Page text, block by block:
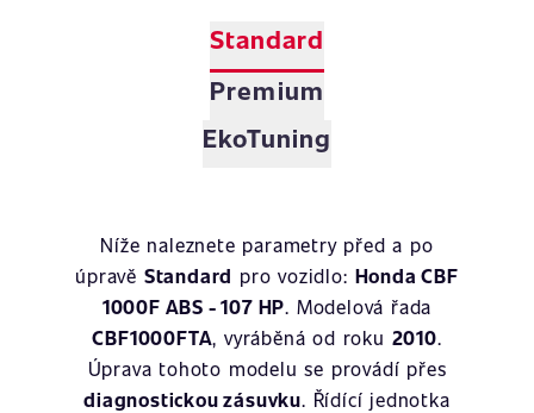
Standard
Premium
EkoTuning
Níže naleznete parametry před a po
úpravě Standard pro vozidlo: Honda CBF
1000F ABS - 107 HP. Modelová řada
CBF1000FTA, vyráběná od roku 2010.
Úprava tohoto modelu se provádí přes
diagnostickou zásuvku. Řídící jednotka